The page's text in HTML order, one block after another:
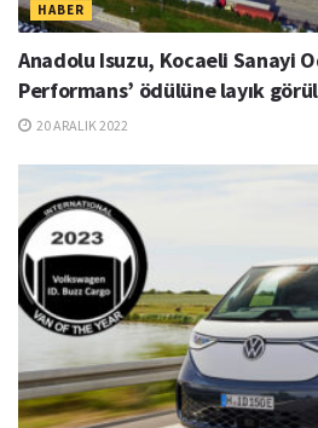
HABER
Anadolu Isuzu, Kocaeli Sanayi
Performans’ ödülüne layık
20 ARALIK 2022